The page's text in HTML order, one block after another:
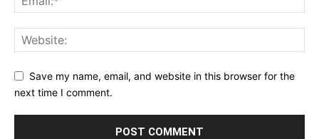
Save my name, email, and website in this browser for the
next time I comment.